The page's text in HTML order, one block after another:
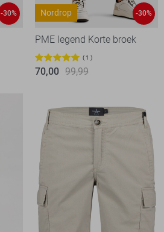
-30% Nordrop -30%
PME legend Korte broek
1
70,00 99,99